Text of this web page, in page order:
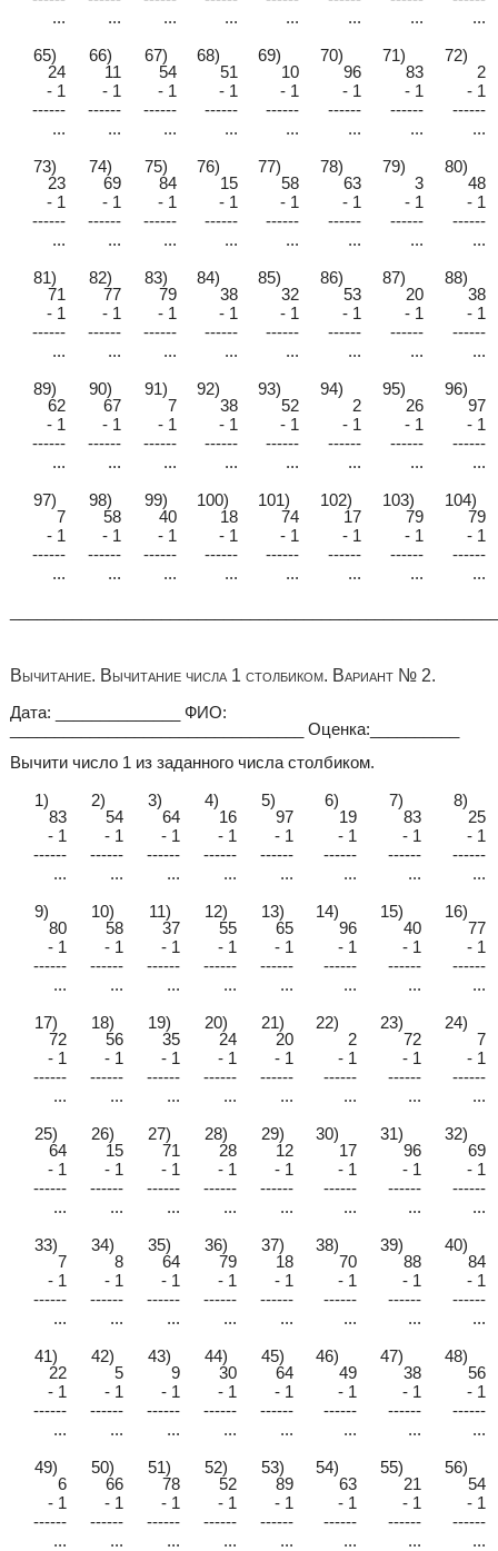
...
... ... ... ... ... ...
...
65)
24
66)
11
67)
54
68)
51
69)
10
70)
96
71)
83
72)
2
- 1
- 1 - 1 - 1 - 1 - 1 - 1
- 1
------
------ ------ ------ ------ ------ ------
------
...
... ... ... ... ... ...
...
73)
23
74)
69
75)
84
76)
15
77)
58
78)
63
79)
3
80)
48
- 1
- 1 - 1 - 1 - 1 - 1 - 1
- 1
------
------ ------ ------ ------ ------ ------
------
...
... ... ... ... ... ...
...
81)
71
82)
77
83)
79
84)
38
85)
32
86)
53
87)
20
88)
38
- 1
- 1 - 1 - 1 - 1 - 1 - 1
- 1
------
------ ------ ------ ------ ------ ------
------
...
... ... ... ... ... ...
...
89)
62
90)
67
91)
7
92)
38
93)
52
94)
2
95)
26
96)
97
- 1
- 1 - 1 - 1 - 1 - 1 - 1
- 1
------
------ ------ ------ ------ ------ ------
------
...
... ... ... ... ... ...
...
97)
7
98)
58
99)
40
100)
18
101)
74
102)
17
103)
79
104)
79
- 1
- 1 - 1 - 1 - 1 - 1 - 1
- 1
------
------ ------ ------ ------ ------ ------
------
...
... ... ... ... ... ...
...
Вычитание. Вычитание числа 1 столбиком. Вариант № 2.
Дата: ______________ ФИО:
_________________________________ Оценка:__________
Вычити число 1 из заданного числа столбиком.
1)
83
2)
54
3)
64
4)
16
5)
97
6)
19
7)
83
8)
25
- 1
- 1 - 1 - 1 - 1 - 1 - 1
- 1
------
------ ------ ------ ------ ------ ------
------
...
... ... ... ... ... ...
...
9)
80
10)
58
11)
37
12)
55
13)
65
14)
96
15)
40
16)
77
- 1
- 1 - 1 - 1 - 1 - 1 - 1
- 1
------
------ ------ ------ ------ ------ ------
------
...
... ... ... ... ... ...
...
17)
72
18)
56
19)
35
20)
24
21)
20
22)
2
23)
72
24)
7
- 1
- 1 - 1 - 1 - 1 - 1 - 1
- 1
------
------ ------ ------ ------ ------ ------
------
...
... ... ... ... ... ...
...
25)
64
26)
15
27)
71
28)
28
29)
12
30)
17
31)
96
32)
69
- 1
- 1 - 1 - 1 - 1 - 1 - 1
- 1
------
------ ------ ------ ------ ------ ------
------
...
... ... ... ... ... ...
...
33)
7
34)
8
35)
64
36)
79
37)
18
38)
70
39)
88
40)
84
- 1
- 1 - 1 - 1 - 1 - 1 - 1
- 1
------
------ ------ ------ ------ ------ ------
------
...
... ... ... ... ... ...
...
41)
22
42)
5
43)
9
44)
30
45)
64
46)
49
47)
38
48)
56
- 1
- 1 - 1 - 1 - 1 - 1 - 1
- 1
------
------ ------ ------ ------ ------ ------
------
...
... ... ... ... ... ...
...
49)
6
50)
66
51)
78
52)
52
53)
89
54)
63
55)
21
56)
54
- 1
- 1 - 1 - 1 - 1 - 1 - 1
- 1
------
------ ------ ------ ------ ------ ------
------
...
... ... ... ... ... ...
...